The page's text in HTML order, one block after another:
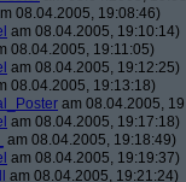
08.04.2005, 19:08:46)
am 08.04.2005, 19:10:14)
08.04.2005, 19:11:05)
am 08.04.2005, 19:12:25)
08.04.2005, 19:13:18)
am 08.04.2005,
am 08.04.2005, 19:17:18)
am 08.04.2005, 19:18:49)
am 08.04.2005, 19:19:37)
am 08.04.2005, 19:21:24)